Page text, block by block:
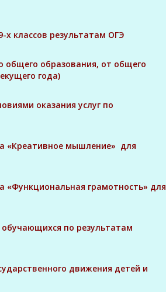
х классов результатам ОГЭ
общего образования, от общего
года)
оказания услуг по
«Креативное мышление» для
«Функциональная грамотность» для
по результатам
движения детей и